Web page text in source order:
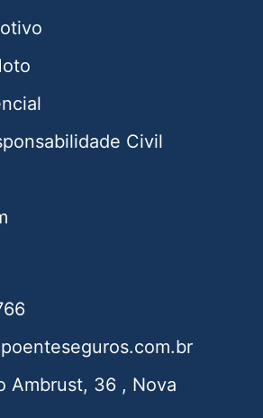
Civil
Ambrust, 36 , Nova